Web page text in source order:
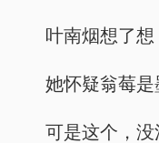
叶南烟想了
她怀疑翁莓是
可是这个，没